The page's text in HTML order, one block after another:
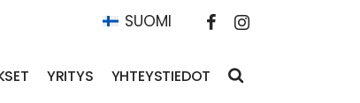
SUOMI
YRITYS YHTEYSTIEDOT